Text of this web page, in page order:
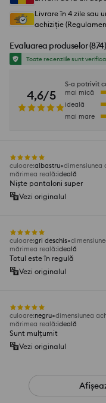
Livrare în 4 zile sau
achiziție
Evaluarea produselor(874)
Toate recenziile sunt
4,6/5
S-a potrivit
mai mică
ideală
mai mare
culoare:albastru dimensiunea
mărimea reală:ideală
Niște pantaloni super
Vezi originalul
culoare:gri deschis
mărimea reală:ideală
Totul este în regulă
Vezi originalul
culoare:negru dimensiunea
mărimea reală:ideală
Sunt mulțumit
Vezi originalul